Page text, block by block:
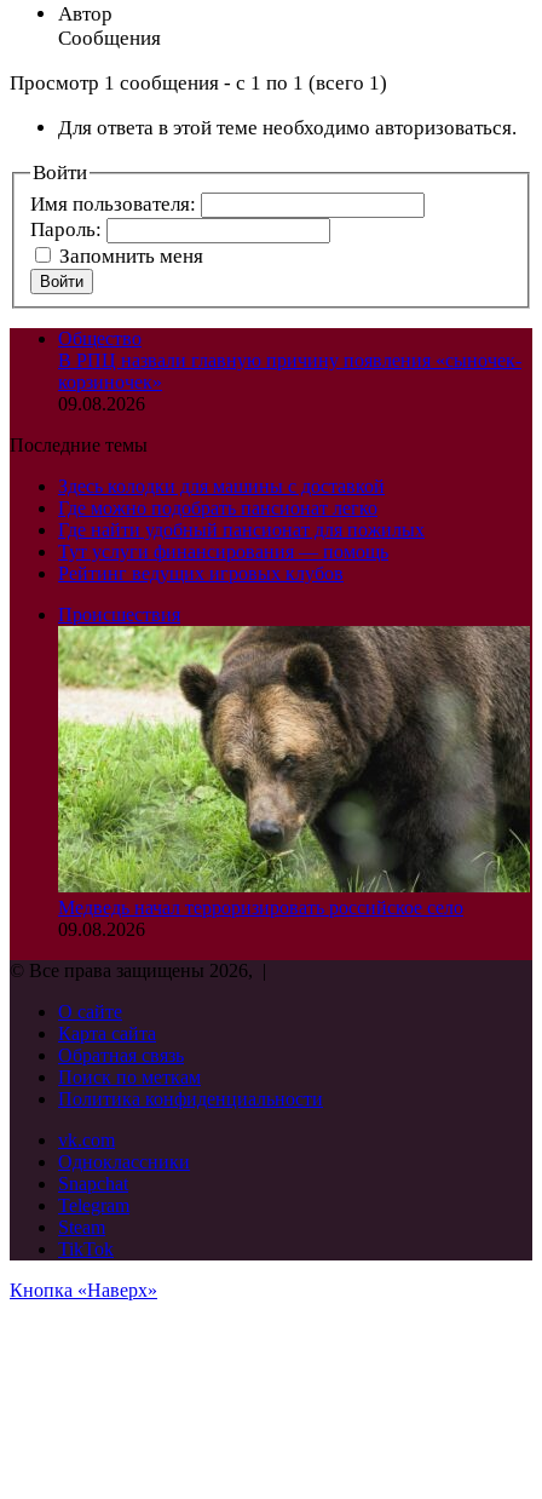
Автор
Сообщения
Просмотр 1 сообщения - с 1 по 1 (всего 1)
Для ответа в этой теме необходимо авторизоваться.
Войти
Имя пользователя:
Пароль:
Запомнить меня
Войти
Общество
В РПЦ назвали главную причину появления «сыночек-
корзиночек»
09.08.2026
Последние темы
Здесь колодки для машины с доставкой
Где можно подобрать пансионат легко
Где найти удобный пансионат для пожилых
Тут услуги финансирования — помощь
Рейтинг ведущих игровых клубов
Происшествия
Медведь начал терроризировать российское село
09.08.2026
© Все права защищены 2026, |
О сайте
Карта сайта
Обратная связь
Поиск по меткам
Политика конфиденциальности
vk.com
Одноклассники
Snapchat
Telegram
Steam
TikTok
Кнопка «Наверх»